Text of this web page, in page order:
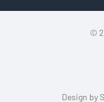
©
Design by